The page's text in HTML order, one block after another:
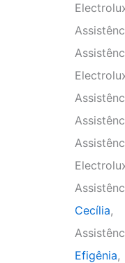
Cecília,
Efigênia,